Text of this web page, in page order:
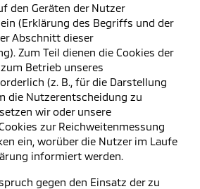
den Geräten der Nutzer
(Erklärung des Begriffs und der
Abschnitt dieser
Zum Teil dienen die Cookies der
Betrieb unseres
(z. B., für die Darstellung
die Nutzerentscheidung zu
wir oder unsere
zur Reichweitenmessung
ein, worüber die Nutzer im Laufe
informiert werden.
gegen den Einsatz der zu